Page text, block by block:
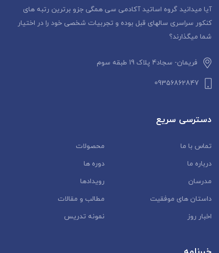
آیا میدانید گروه اساتید آکادمی سی همگی جزو برترین رتبه های
کنکور سراسری سالهای قبل بوده و تجربیات شخصی خود را در اختیار
شما میگذارند؟
فریمان- سجاد4 پلاک 19 طبقه سوم
09356862847
دسترسی سریع
تماس با ما
محصولات
درباره ما
دوره ها
مدرسان
رویدادها
داستان‌ های موفقیت
مطالب و مقالات
اخبار روز
نمونه تدریس